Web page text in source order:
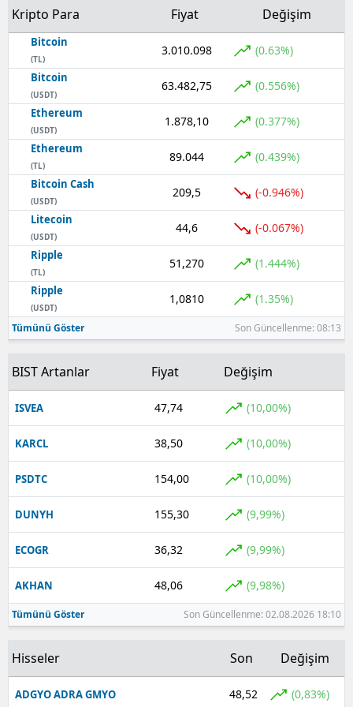
Kripto Para Fiyat Değişim
Bitcoin
(TL)
3.010.098 (0.63%)
Bitcoin
(USDT)
63.482,75 (0.556%)
Ethereum
(USDT)
1.878,10 (0.377%)
Ethereum
(TL)
89.044 (0.439%)
Bitcoin Cash
(USDT)
209,5 (-0.946%)
Litecoin
(USDT)
44,6 (-0.067%)
Ripple
(TL)
51,270 (1.444%)
Ripple
(USDT)
1,0810 (1.35%)
Tümünü Göster Son Güncellenme: 08:13
BIST Artanlar Fiyat Değişim
ISVEA 47,74 (10,00%)
KARCL 38,50 (10,00%)
PSDTC 154,00 (10,00%)
DUNYH 155,30 (9,99%)
ECOGR 36,32 (9,99%)
AKHAN 48,06 (9,98%)
Tümünü Göster Son Güncellenme: 02.08.2026 18:10
Hisseler Son Değişim
ADGYO ADRA GMYO 48,52 (0,83%)